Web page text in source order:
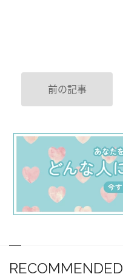
前の記事
RECOMMENDED